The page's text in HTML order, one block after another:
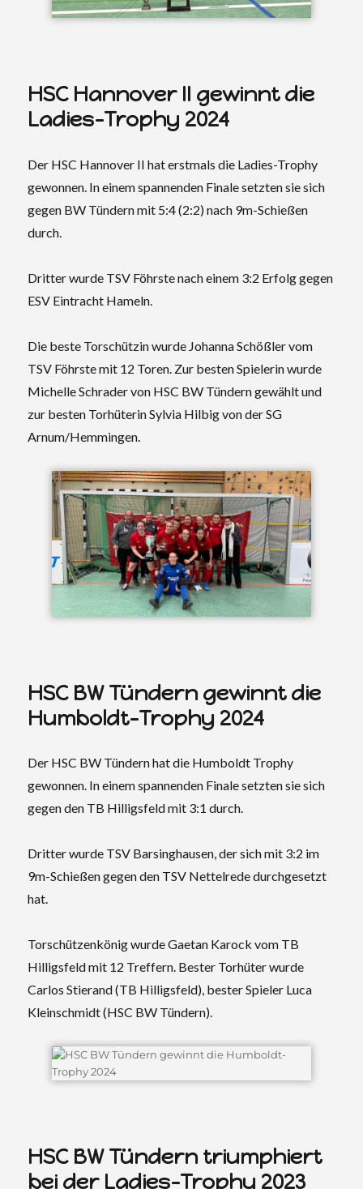
HSC Hannover II gewinnt die
Ladies-Trophy 2024
Der HSC Hannover II hat erstmals die Ladies-Trophy
gewonnen. In einem spannenden Finale setzten sie sich
gegen BW Tündern mit 5:4 (2:2) nach 9m-Schießen
durch.
Dritter wurde TSV Föhrste nach einem 3:2 Erfolg gegen
ESV Eintracht Hameln.
Die beste Torschützin wurde Johanna Schößler vom
TSV Föhrste mit 12 Toren. Zur besten Spielerin wurde
Michelle Schrader von HSC BW Tündern gewählt und
zur besten Torhüterin Sylvia Hilbig von der SG
Arnum/Hemmingen.
HSC BW Tündern gewinnt die
Humboldt-Trophy 2024
Der HSC BW Tündern hat die Humboldt Trophy
gewonnen. In einem spannenden Finale setzten sie sich
gegen den TB Hilligsfeld mit 3:1 durch.
Dritter wurde TSV Barsinghausen, der sich mit 3:2 im
9m-Schießen gegen den TSV Nettelrede durchgesetzt
hat.
Torschützenkönig wurde Gaetan Karock vom TB
Hilligsfeld mit 12 Treffern. Bester Torhüter wurde
Carlos Stierand (TB Hilligsfeld), bester Spieler Luca
Kleinschmidt (HSC BW Tündern).
HSC BW Tündern triumphiert
bei der Ladies-Trophy 2023